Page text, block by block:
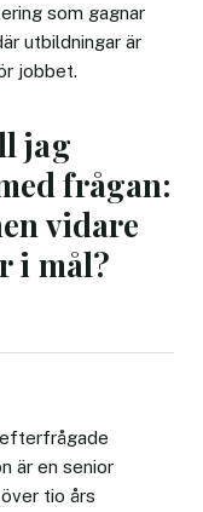
som gagnar
utbildningar är
jobbet.
jag
frågan:
vidare
i mål?
efterfrågade
är en senior
tio års